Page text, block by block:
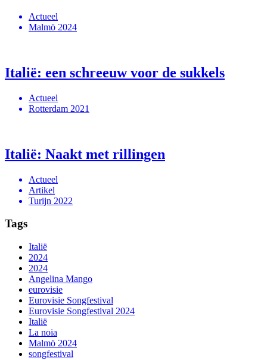
Actueel
Malmö 2024
Italië: een schreeuw voor de sukkels
Actueel
Rotterdam 2021
Italië: Naakt met rillingen
Actueel
Artikel
Turijn 2022
Tags
Italië
2024
2024
Angelina Mango
eurovisie
Eurovisie Songfestival
Eurovisie Songfestival 2024
Italië
La noia
Malmö 2024
songfestival